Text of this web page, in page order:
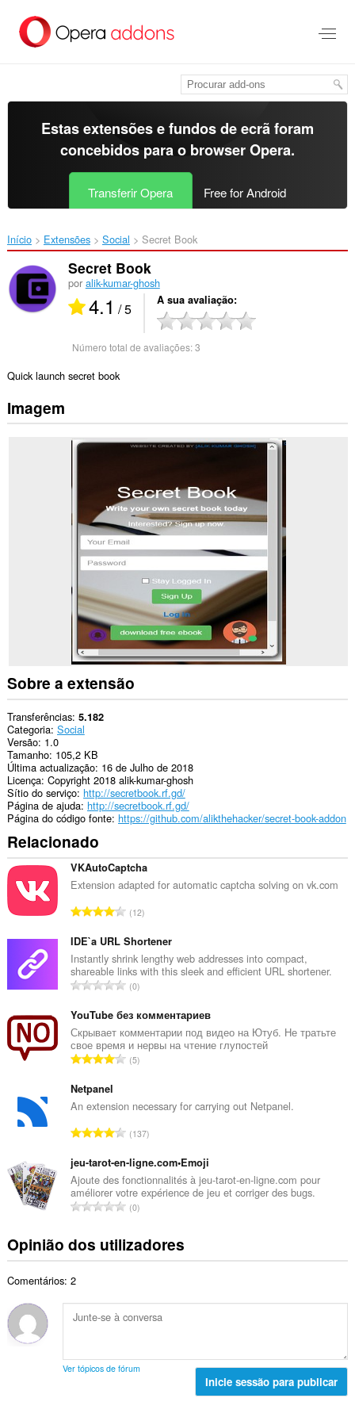
para
Estas extensões e fundos de ecrã foram
concebidos para o browser Opera.
Transferir Opera Free for Android
Início Extensões Social Secret Book‎
Secret Book
por alik-kumar-ghosh
4.1 / 5 A sua avaliação
Número total de avaliações:3
Quick launch secret book
Imagem
Sobre a extensão
Transferências 5.182
Categoria Social
Versão 1.0
Tamanho 105,2 KB
Última actualização 16 de Julho de 2018
Licença Copyright 2018 alik-kumar-ghosh
Sítio do serviço http://secretbook.rf.gd/
Página de ajuda http://secretbook.rf.gd/
Página do código fonte https://github.com/alikthehacker/secret-book-addon
Relacionado
VKAutoCaptcha
Extension adapted for automatic captcha solving on vk.com
N
m
e
r
o
o
t
a
e
v
l
i
a
ç
e
s
12
IDE`a URL Shortener
Instantly shrink lengthy web addresses into compact,
shareable links with this sleek and efficient URL shortener.
N
m
e
o
t
a
d
e
a
v
l
i
õ
e
0
YouTube без комментариев
Скрывает комментарии под видео на Ютуб. Не тратьте
свое время и нервы на чтение глупостей
N
e
o
o
t
a
e
a
l
ç
õ
5
Netpanel
An extension necessary for carrying out Netpanel.
N
m
e
r
o
o
t
d
e
a
137
jeu-tarot-en-ligne.com•Emoji
Ajoute des fonctionnalités à jeu-tarot-en-ligne.com pour
améliorer votre expérience de jeu et corriger des bugs.
N
m
e
t
o
l
0
Opinião dos utilizadores
Comentários: 2
Ver tópicos de fórum
Inicie sessão para publicar